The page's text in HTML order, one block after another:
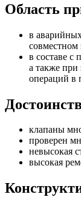
Область
в
совместном
в составе с
а также при
операций в
клапаны
проверен
невысокая
высокая